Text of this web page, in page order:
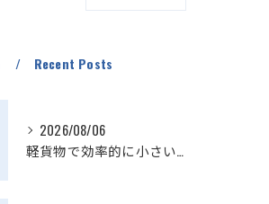
Recent Posts
2026/08/06
軽貨物で効率的に小さい配送を実現